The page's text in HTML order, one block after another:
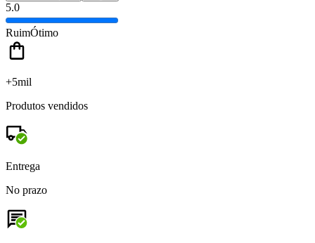
5.0
RuimÓtimo
+5mil
Produtos vendidos
Entrega
No prazo